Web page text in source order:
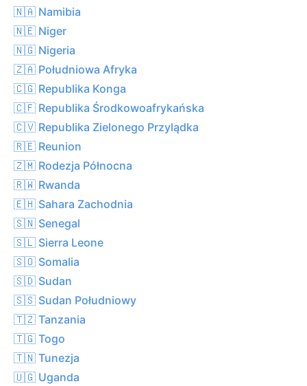
🇳🇦 Namibia
🇳🇪 Niger
🇳🇬 Nigeria
🇿🇦 Południowa Afryka
🇨🇬 Republika Konga
🇨🇫 Republika Środkowoafrykańska
🇨🇻 Republika Zielonego Przylądka
🇷🇪 Reunion
🇿🇲 Rodezja Północna
🇷🇼 Rwanda
🇪🇭 Sahara Zachodnia
🇸🇳 Senegal
🇸🇱 Sierra Leone
🇸🇴 Somalia
🇸🇩 Sudan
🇸🇸 Sudan Południowy
🇹🇿 Tanzania
🇹🇬 Togo
🇹🇳 Tunezja
🇺🇬 Uganda